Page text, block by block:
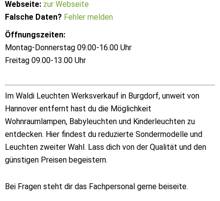
Webseite: zur Webseite
Falsche Daten? Fehler melden
Öffnungszeiten:
Montag-Donnerstag 09.00-16.00 Uhr
Freitag 09.00-13.00 Uhr
Im Waldi Leuchten Werksverkauf in Burgdorf, unweit von
Hannover entfernt hast du die Möglichkeit
Wohnraumlampen, Babyleuchten und Kinderleuchten zu
entdecken. Hier findest du reduzierte Sondermodelle und
Leuchten zweiter Wahl. Lass dich von der Qualität und den
günstigen Preisen begeistern.
Bei Fragen steht dir das Fachpersonal gerne beiseite.